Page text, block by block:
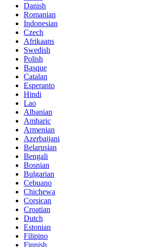
Danish
Romanian
Indonesian
Czech
Afrikaans
Swedish
Polish
Basque
Catalan
Esperanto
Hindi
Lao
Albanian
Amharic
Armenian
Azerbaijani
Belarusian
Bengali
Bosnian
Bulgarian
Cebuano
Chichewa
Corsican
Croatian
Dutch
Estonian
Filipino
Finnish